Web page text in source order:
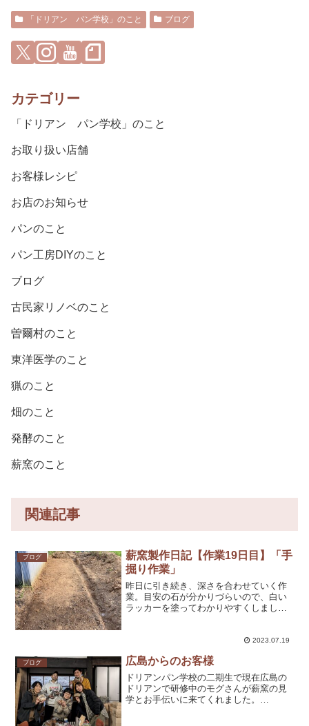
「ドリアン パン学校」のこと ブログ
カテゴリー
「ドリアン パン学校」のこと
お取り扱い店舗
お客様レシピ
お店のお知らせ
パンのこと
パン工房DIYのこと
ブログ
古民家リノベのこと
曽爾村のこと
東洋医学のこと
猟のこと
畑のこと
発酵のこと
薪窯のこと
関連記事
ブログ
薪窯製作日記【作業19日目】「手
掘り作業」
昨日に引き続き、深さを合わせていく作
業。目安の石が分かりづらいので、白い
ラッカーを塗ってわかりやすくしまし
さを合わせていきました。暑さも昨日よ
りだいぶマシだったかな。だ...
2023.07.19
ブログ 広島からのお客様
ドリアンパン学校の二期生で現在広島の
ドリアンで研修中のモグさんが薪窯の見
学とお手伝いに来てくれました。